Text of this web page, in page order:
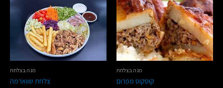
מנה בצלחת
קוסקוס מפרום
מנה בצלחת
צלחת שווארמה